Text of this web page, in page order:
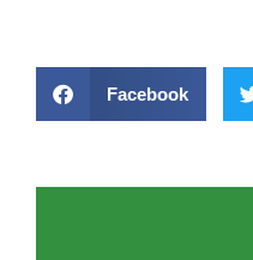
Facebook